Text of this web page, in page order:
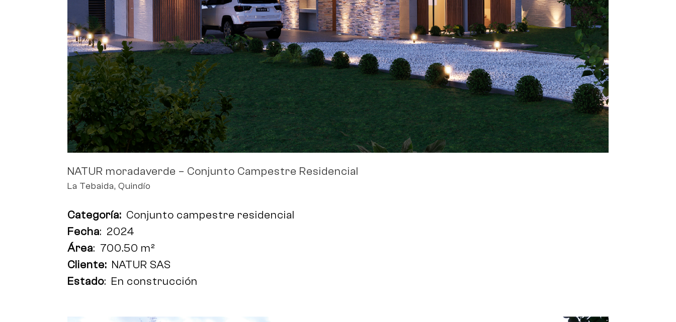
NATUR moradaverde – Conjunto Campestre Residencial
La Tebaida, Quindío
Categoría: Conjunto campestre residencial
Fecha: 2024
Área: 700.50 m²
Cliente: NATUR SAS
Estado: En construcción